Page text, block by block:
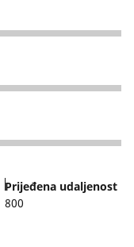
Prijeđena udaljenost
800